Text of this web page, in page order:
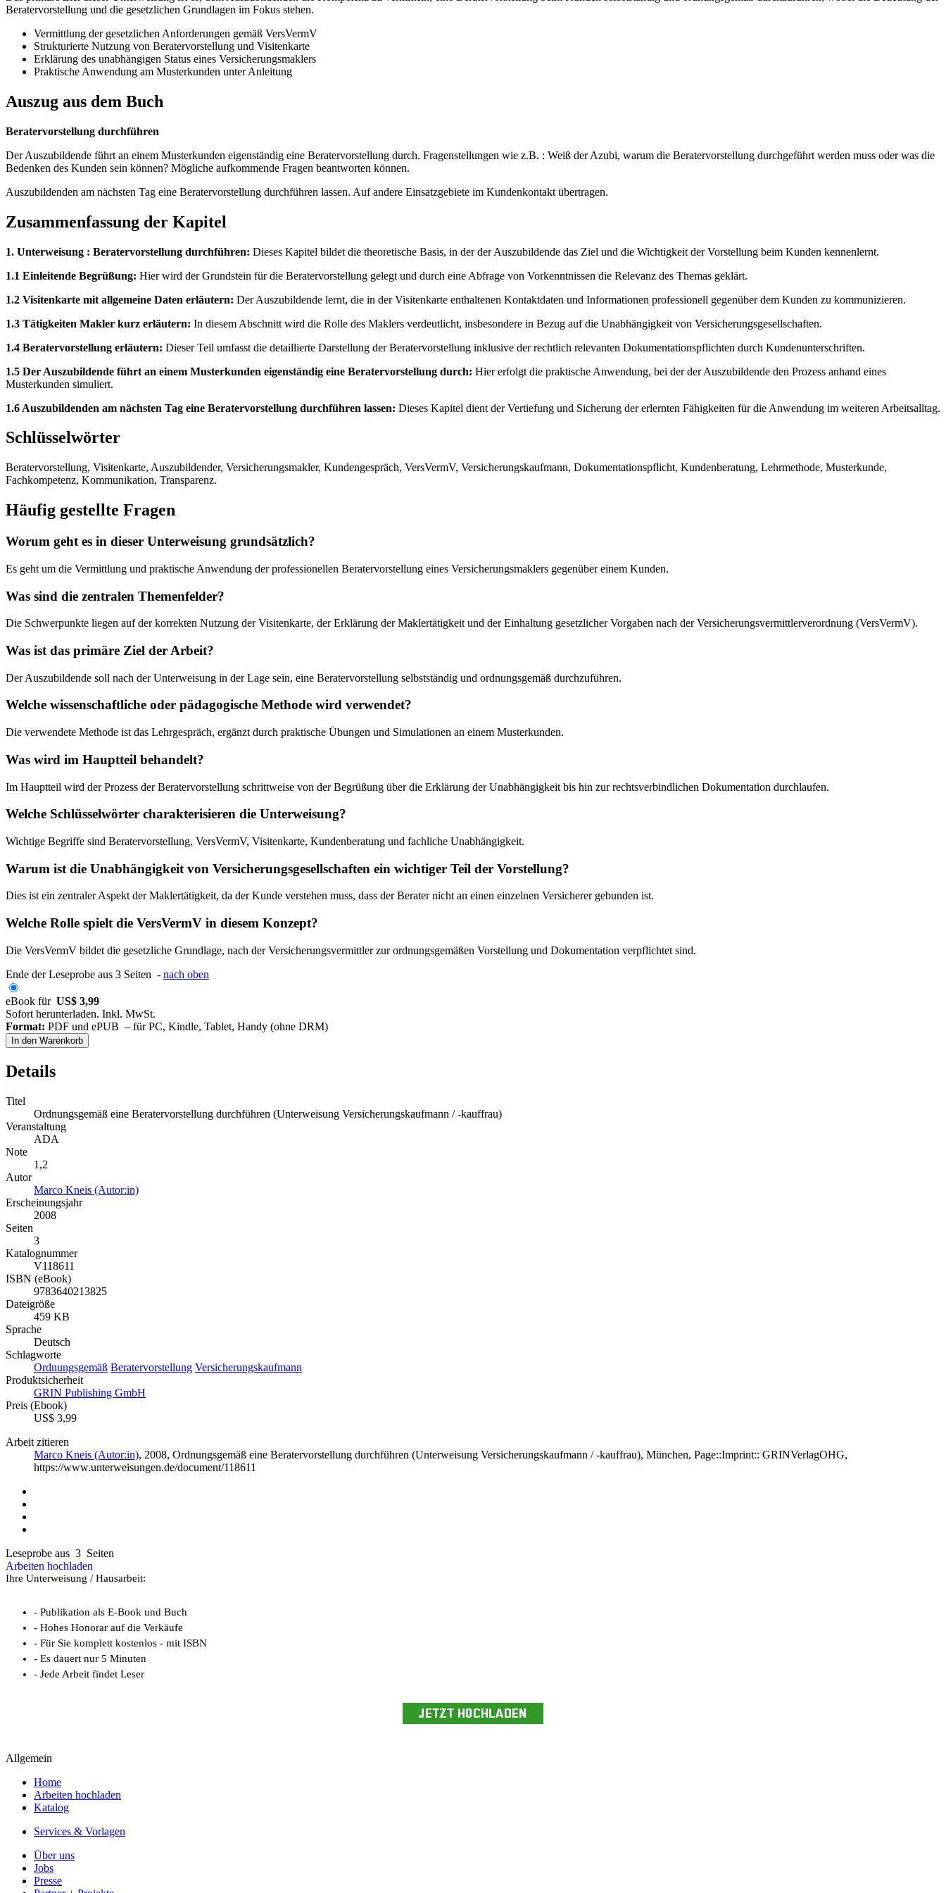
Beratervorstellung und die gesetzlichen Grundlagen im Fokus stehen.
Vermittlung der gesetzlichen Anforderungen gemäß VersVermV
Strukturierte Nutzung von Beratervorstellung und Visitenkarte
Erklärung des unabhängigen Status eines Versicherungsmaklers
Praktische Anwendung am Musterkunden unter Anleitung
Auszug aus dem Buch
Beratervorstellung durchführen
Der Auszubildende führt an einem Musterkunden eigenständig eine Beratervorstellung durch. Fragenstellungen wie z.B. : Weiß der Azubi, warum die Beratervorstellung durchgeführt werden muss oder was die
Bedenken des Kunden sein können? Mögliche aufkommende Fragen beantworten können.
Auszubildenden am nächsten Tag eine Beratervorstellung durchführen lassen. Auf andere Einsatzgebiete im Kundenkontakt übertragen.
Zusammenfassung der Kapitel
1. Unterweisung : Beratervorstellung durchführen: Dieses Kapitel bildet die theoretische Basis, in der der Auszubildende das Ziel und die Wichtigkeit der Vorstellung beim Kunden kennenlernt.
1.1 Einleitende Begrüßung: Hier wird der Grundstein für die Beratervorstellung gelegt und durch eine Abfrage von Vorkenntnissen die Relevanz des Themas geklärt.
1.2 Visitenkarte mit allgemeine Daten erläutern: Der Auszubildende lernt, die in der Visitenkarte enthaltenen Kontaktdaten und Informationen professionell gegenüber dem Kunden zu kommunizieren.
1.3 Tätigkeiten Makler kurz erläutern: In diesem Abschnitt wird die Rolle des Maklers verdeutlicht, insbesondere in Bezug auf die Unabhängigkeit von Versicherungsgesellschaften.
1.4 Beratervorstellung erläutern: Dieser Teil umfasst die detaillierte Darstellung der Beratervorstellung inklusive der rechtlich relevanten Dokumentationspflichten durch Kundenunterschriften.
1.5 Der Auszubildende führt an einem Musterkunden eigenständig eine Beratervorstellung durch: Hier erfolgt die praktische Anwendung, bei der der Auszubildende den Prozess anhand eines
Musterkunden simuliert.
1.6 Auszubildenden am nächsten Tag eine Beratervorstellung durchführen lassen: Dieses Kapitel dient der Vertiefung und Sicherung der erlernten Fähigkeiten für die Anwendung im weiteren Arbeitsalltag.
Schlüsselwörter
Beratervorstellung, Visitenkarte, Auszubildender, Versicherungsmakler, Kundengespräch, VersVermV, Versicherungskaufmann, Dokumentationspflicht, Kundenberatung, Lehrmethode, Musterkunde,
Fachkompetenz, Kommunikation, Transparenz.
Häufig gestellte Fragen
Worum geht es in dieser Unterweisung grundsätzlich?
Es geht um die Vermittlung und praktische Anwendung der professionellen Beratervorstellung eines Versicherungsmaklers gegenüber einem Kunden.
Was sind die zentralen Themenfelder?
Die Schwerpunkte liegen auf der korrekten Nutzung der Visitenkarte, der Erklärung der Maklertätigkeit und der Einhaltung gesetzlicher Vorgaben nach der Versicherungsvermittlerverordnung (VersVermV).
Was ist das primäre Ziel der Arbeit?
Der Auszubildende soll nach der Unterweisung in der Lage sein, eine Beratervorstellung selbstständig und ordnungsgemäß durchzuführen.
Welche wissenschaftliche oder pädagogische Methode wird verwendet?
Die verwendete Methode ist das Lehrgespräch, ergänzt durch praktische Übungen und Simulationen an einem Musterkunden.
Was wird im Hauptteil behandelt?
Im Hauptteil wird der Prozess der Beratervorstellung schrittweise von der Begrüßung über die Erklärung der Unabhängigkeit bis hin zur rechtsverbindlichen Dokumentation durchlaufen.
Welche Schlüsselwörter charakterisieren die Unterweisung?
Wichtige Begriffe sind Beratervorstellung, VersVermV, Visitenkarte, Kundenberatung und fachliche Unabhängigkeit.
Warum ist die Unabhängigkeit von Versicherungsgesellschaften ein wichtiger Teil der Vorstellung?
Dies ist ein zentraler Aspekt der Maklertätigkeit, da der Kunde verstehen muss, dass der Berater nicht an einen einzelnen Versicherer gebunden ist.
Welche Rolle spielt die VersVermV in diesem Konzept?
Die VersVermV bildet die gesetzliche Grundlage, nach der Versicherungsvermittler zur ordnungsgemäßen Vorstellung und Dokumentation verpflichtet sind.
Ende der Leseprobe aus 3 Seiten - nach oben
eBook für US$ 3,99
Sofort herunterladen. Inkl. MwSt.
Format: PDF und ePUB – für PC, Kindle, Tablet, Handy (ohne DRM)
In den Warenkorb
Details
Titel
Ordnungsgemäß eine Beratervorstellung durchführen (Unterweisung Versicherungskaufmann / -kauffrau)
Veranstaltung
ADA
Note
1,2
Autor
Marco Kneis (Autor:in)
Erscheinungsjahr
2008
Seiten
3
Katalognummer
V118611
ISBN (eBook)
9783640213825
Dateigröße
459 KB
Sprache
Deutsch
Schlagworte
Ordnungsgemäß Beratervorstellung Versicherungskaufmann
Produktsicherheit
GRIN Publishing GmbH
Preis (Ebook)
US$ 3,99
Arbeit zitieren
Marco Kneis (Autor:in), 2008, Ordnungsgemäß eine Beratervorstellung durchführen (Unterweisung Versicherungskaufmann / -kauffrau), München, Page::Imprint:: GRINVerlagOHG,
https://www.unterweisungen.de/document/118611
Leseprobe aus 3 Seiten
Arbeiten hochladen
Ihre Unterweisung / Hausarbeit:
- Publikation als E-Book und Buch
- Hohes Honorar auf die Verkäufe
- Für Sie komplett kostenlos - mit ISBN
- Es dauert nur 5 Minuten
- Jede Arbeit findet Leser
Allgemein
Home
Arbeiten hochladen
Katalog
Services & Vorlagen
Über uns
Jobs
Presse